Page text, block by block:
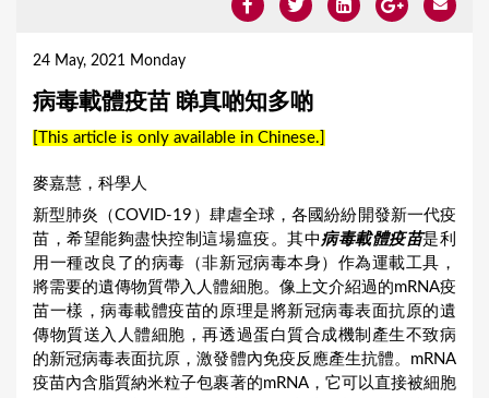
24 May, 2021 Monday
病毒載體疫苗 睇真啲知多啲
[This article is only available in Chinese.]
麥嘉慧，科學人
新型肺炎（COVID-19）肆虐全球，各國紛紛開發新一代疫
苗，希望能夠盡快控制這場瘟疫。其中 病毒載體疫苗是利
用一種改良了的病毒（非新冠病毒本身）作為運載工具，
將需要的遺傳物質帶入人體細胞。像上文介紹過的mRNA疫
苗一樣，病毒載體疫苗的原理是將新冠病毒表面抗原的遺
傳物質送入人體細胞，再透過蛋白質合成機制產生不致病
的新冠病毒表面抗原，激發體內免疫反應產生抗體。mRNA
疫苗內含脂質納米粒子包裹著的mRNA，它可以直接被細胞